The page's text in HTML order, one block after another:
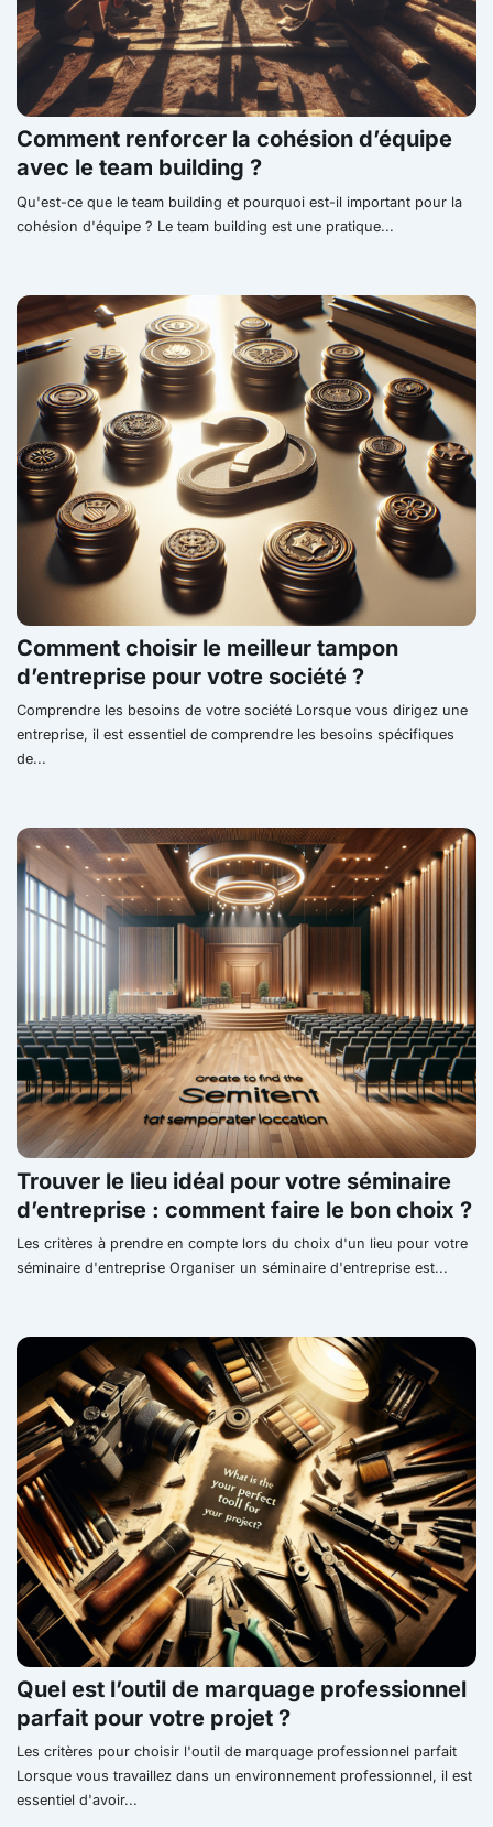
Comment renforcer la cohésion d’équipe
avec le team building ?
Qu'est-ce que le team building et pourquoi est-il important pour la
cohésion d'équipe ? Le team building est une pratique...
Comment choisir le meilleur tampon
d’entreprise pour votre société ?
Comprendre les besoins de votre société Lorsque vous dirigez une
entreprise, il est essentiel de comprendre les besoins spécifiques
de...
Trouver le lieu idéal pour votre séminaire
d’entreprise : comment faire le bon choix ?
Les critères à prendre en compte lors du choix d'un lieu pour votre
séminaire d'entreprise Organiser un séminaire d'entreprise est...
Quel est l’outil de marquage professionnel
parfait pour votre projet ?
Les critères pour choisir l'outil de marquage professionnel parfait
Lorsque vous travaillez dans un environnement professionnel, il est
essentiel d'avoir...